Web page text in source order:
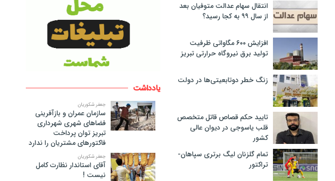
انتقال سهام عدالت متوفیان بعد
از سال ۹۹ به کجا رسید؟
افزایش ۶۰۰ مگاواتی ظرفیت
تولید برق نیروگاه حرارتی تبریز
زنگ خطر دوتابعیتی‌ها در دولت
تایید حکم قصاص قاتل متخصص
قلب یاسوجی در دیوان عالی
کشور
تمام گلزنان لیگ‌ برتری سپاهان-
تراکتور
یادداشت
جعفر شکوریان
سازمان عمران و بازآفرینی
فضاهای شهری شهرداری
تبریز توان پرداخت
فاکتورهای مشتریان را ندارد
جعفر شکوریان
آقای استاندار نظارت کامل
نیست !